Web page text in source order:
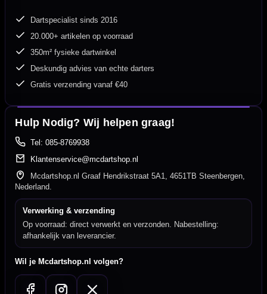
Dartspecialist sinds 2016
20.000+ artikelen op voorraad
350m² fysieke dartwinkel
Deskundig advies van echte darters
Gratis verzending vanaf €40
Hulp Nodig? Wij helpen graag!
Tel: 085-8769938
Klantenservice@mcdartshop.nl
Mcdartshop.nl Graaf Hendrikstraat 5A1, 4651TB Steenbergen,
Nederland.
Verwerking & verzending
Op voorraad: direct verwerkt en verzonden. Nabestelling:
afhankelijk van leverancier.
Wil je Mcdartshop.nl volgen?